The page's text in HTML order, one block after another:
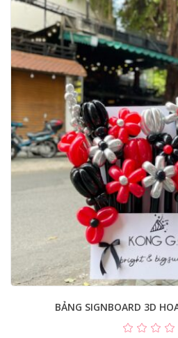
BẢNG SIGNBOARD 3D